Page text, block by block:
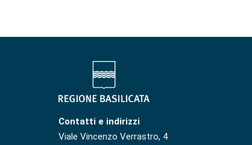
Contatti e indirizzi
Viale Vincenzo Verrastro, 4